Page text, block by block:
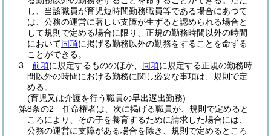
し、当該職員が育児短時間勤務職員等である場合にあつて
は、公務の運営に著しい支障が生ずると認められる場合と
して規則で定める場合に限り、正規の勤務時間以外の時間
において同項に掲げる勤務以外の勤務をすることを命ずる
ことができる。
3
前項に規定するもののほか、 同項に規定する正規の勤務時
間以外の時間における勤務に関し必要な事項は、規則で定
める。
(育児又は介護を行う職員の早出遅出勤務)
第8条の2
任命権者は、次に掲げる職員が、規則で定めると
ころにより、その子を養育するために請求した場合には、
公務の運営に支障がある場合を除き、規則で定めるところ